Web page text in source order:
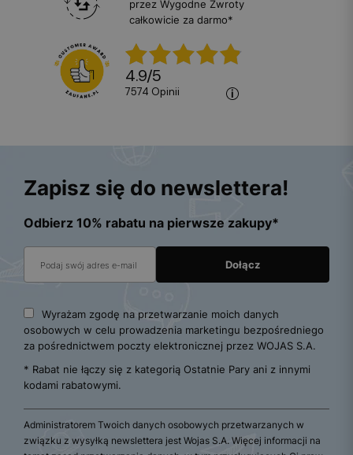
przez Wygodne Zwroty
całkowicie za darmo*
4.9/5
7574 opinii
Zapisz się do newslettera!
Odbierz 10% rabatu na pierwsze zakupy*
Wyrażam zgodę na przetwarzanie moich danych
osobowych w celu prowadzenia marketingu bezpośredniego
za pośrednictwem poczty elektronicznej przez WOJAS S.A.
* Rabat nie łączy się z kategorią Ostatnie Pary ani z innymi
kodami rabatowymi.
Administratorem Twoich danych osobowych przetwarzanych w
związku z wysyłką newslettera jest Wojas S.A. Więcej informacji na